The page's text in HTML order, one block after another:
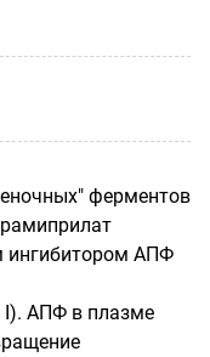
ферментов
ингибитором АПФ
I). АПФ в плазме